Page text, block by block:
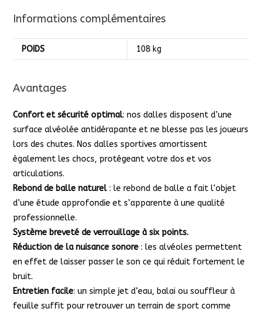
Informations complémentaires
POIDS 108 kg
Avantages
Confort et sécurité optimal: nos dalles disposent d’une
surface alvéolée antidérapante et ne blesse pas les joueurs
lors des chutes. Nos dalles sportives amortissent
également les chocs, protégeant votre dos et vos
articulations.
Rebond de balle naturel: le rebond de balle a fait l’objet
d’une étude approfondie et s’apparente à une qualité
professionnelle.
Système breveté de verrouillage à six points.
Réduction de la nuisance sonore: les alvéoles permettent
en effet de laisser passer le son ce qui réduit fortement le
bruit.
Entretien facile: un simple jet d’eau, balai ou souffleur à
feuille suffit pour retrouver un terrain de sport comme